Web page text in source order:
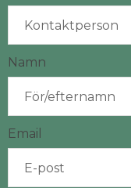
Namn
Email